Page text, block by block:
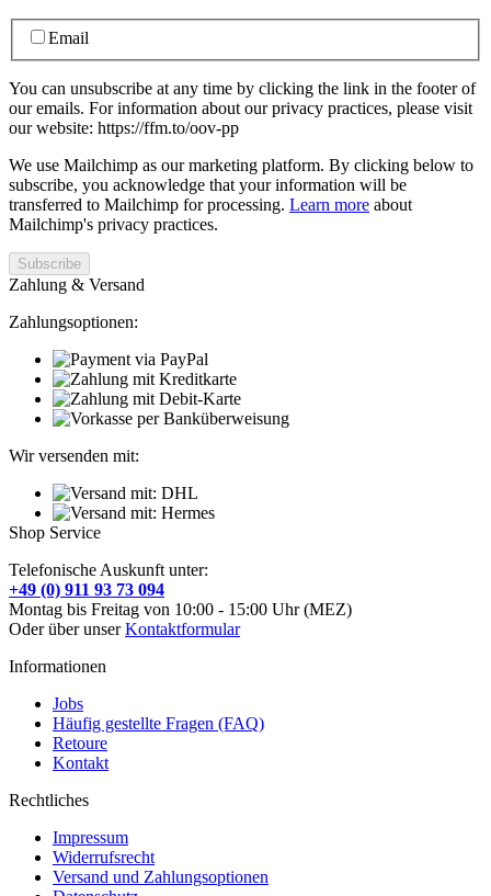
Email
You can unsubscribe at any time by clicking the link in the footer of
our emails. For information about our privacy practices, please visit
our website: https://ffm.to/oov-pp
We use Mailchimp as our marketing platform. By clicking below to
subscribe, you acknowledge that your information will be
transferred to Mailchimp for processing. Learn more about
Mailchimp's privacy practices.
Zahlung & Versand
Zahlungsoptionen:
Wir versenden mit:
Shop Service
Telefonische Auskunft unter:
+49 (0) 911 93 73 094
Montag bis Freitag von 10:00 - 15:00 Uhr (MEZ)
Oder über unserKontaktformular
Informationen
Jobs
Häufig gestellte Fragen (FAQ)
Retoure
Kontakt
Rechtliches
Impressum
Widerrufsrecht
Versand und Zahlungsoptionen